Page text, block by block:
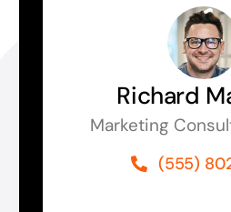
Richard
Marketing
(555)